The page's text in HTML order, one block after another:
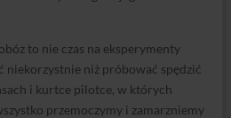
to nie czas na eksperymenty
niekorzystnie niż próbować spędzić
i kurtce pilotce, w których
przemoczymy i zamarzniemy